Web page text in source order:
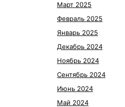
Март 2025
Февраль 2025
Январь 2025
Декабрь 2024
Ноябрь 2024
Сентябрь 2024
Июнь 2024
Май 2024